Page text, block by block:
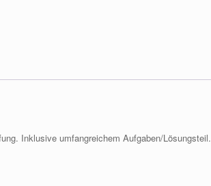
Inklusive umfangreichem Aufgaben/Lösungsteil.